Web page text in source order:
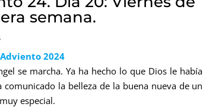
semana.
Adviento 2024
se marcha. Ya ha hecho lo que Dios le había
comunicado la belleza de la buena nueva de un
especial.